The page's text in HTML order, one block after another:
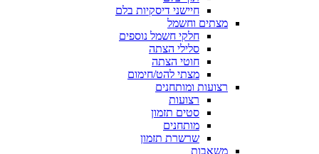
חיישני דיסקיות בלם
מצתים וחשמל
חלקי חשמל נוספים
סלילי הצתה
חוטי הצתה
מצתי להט/חימום
רצועות ומותחנים
רצועות
סטים תזמון
מותחנים
שרשרת תזמון
משאבות